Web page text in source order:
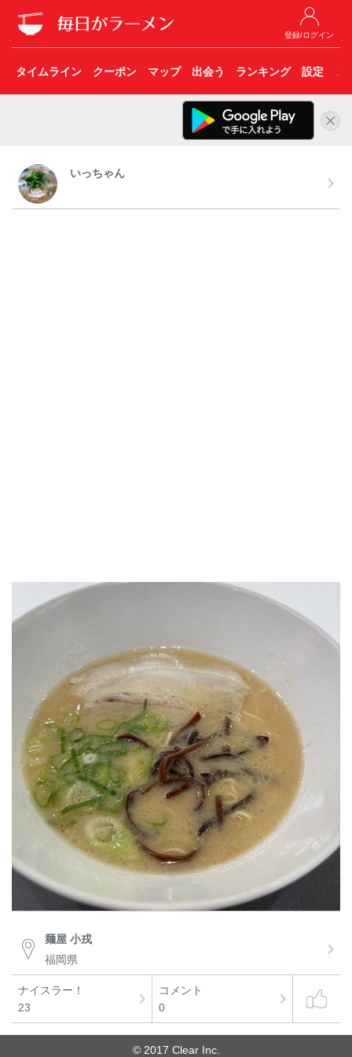
登録/ログイン
タイムライン クーポン マップ 出会う ランキング 設定 こ
いっちゃん
麺屋 小戎
福岡県
ナイスラー！
23
コメント
0
© 2017 Clear Inc.